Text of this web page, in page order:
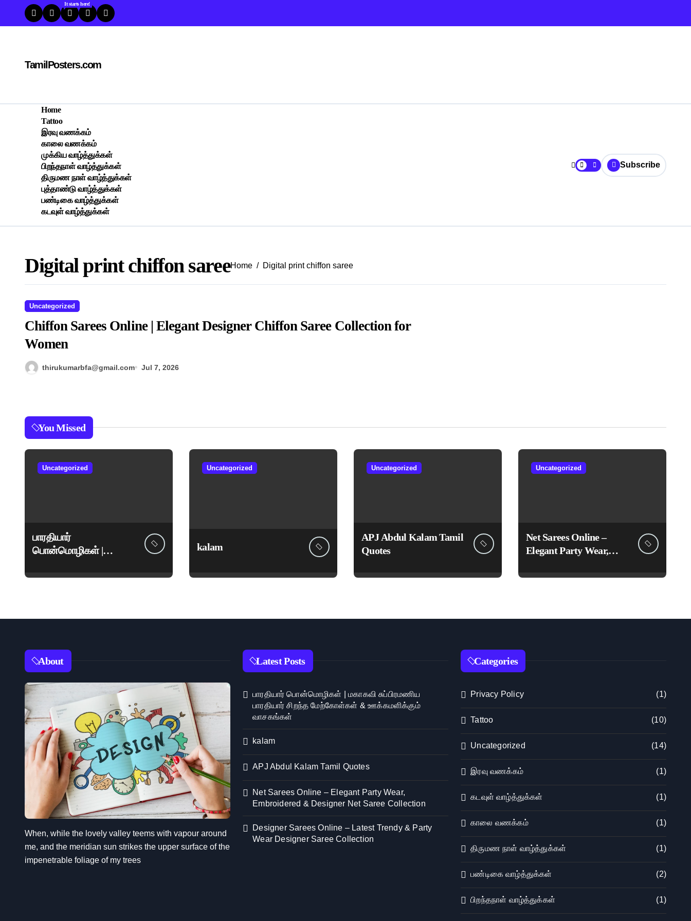
content
TamilPosters.com
Home
It starts here!
Tattoo
இரவு வணக்கம்
காலை வணக்கம்
முக்கிய வாழ்த்துக்கள்
பிறந்தநாள் வாழ்த்துக்கள்
திருமண நாள் வாழ்த்துக்கள்
புத்தாண்டு வாழ்த்துக்கள்
பண்டிகை வாழ்த்துக்கள்
கடவுள் வாழ்த்துக்கள்
Subscribe
Digital print chiffon sareeHome Digital print chiffon saree
Uncategorized
Chiffon Sarees Online | Elegant Designer Chiffon Saree Collection for
Women
thirukumarbfa@gmail.com Jul 7, 2026
You Missed
Uncategorized
பாரதியார்
பொன்மொழிகள் |
பாரதியார் சிறந்த
வாசகங்கள்
Uncategorized
kalam
Uncategorized
APJ Abdul Kalam Tamil
Quotes
Uncategorized
Net Sarees Online –
Elegant Party Wear,
Designer Net Saree
About
When, while the lovely valley teems with vapour around
me, and the meridian sun strikes the upper surface of the
impenetrable foliage of my trees
Latest Posts
பாரதியார் பொன்மொழிகள் | மகாகவி சுப்பிரமணிய
பாரதியார் சிறந்த மேற்கோள்கள் & ஊக்கமளிக்கும்
வாசகங்கள்
kalam
APJ Abdul Kalam Tamil Quotes
Net Sarees Online – Elegant Party Wear,
Embroidered & Designer Net Saree Collection
Designer Sarees Online – Latest Trendy & Party
Wear Designer Saree Collection
Categories
Privacy Policy (1)
Tattoo (10)
Uncategorized (14)
இரவு வணக்கம் (1)
கடவுள் வாழ்த்துக்கள் (1)
காலை வணக்கம் (1)
திருமண நாள் வாழ்த்துக்கள் (1)
பண்டிகை வாழ்த்துக்கள் (2)
பிறந்தநாள் வாழ்த்துக்கள் (1)